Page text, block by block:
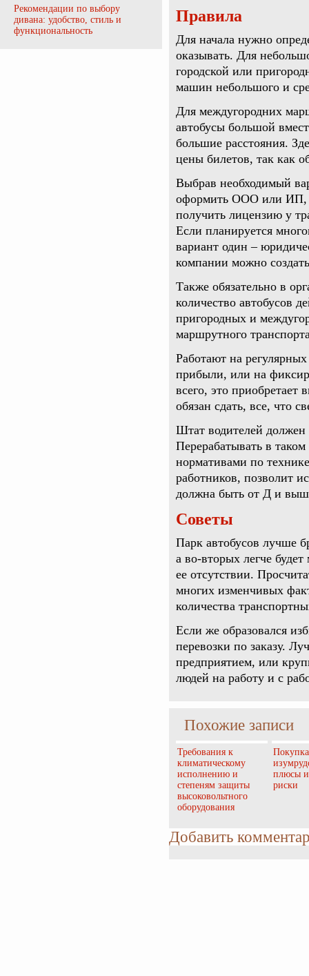
Рекомендации по выбору
дивана: удобство, стиль и
функциональность
Правила
Для начала нужно
оказывать. Для
городской или
машин небольшого и
Для междугородних
автобусы большой
большие расстояния.
цены билетов, так как
Выбрав необходимый
оформить ООО или ИП,
получить лицензию у
Если планируется
вариант один –
компании можно
Также обязательно в
количество автобусов
пригородных и
маршрутного
Работают на
прибыли, или на
всего, это приобретает
обязан сдать, все, что
Штат водителей должен
Перерабатывать в
нормативами по
работников, позволит
должна быть от Д и
Советы
Парк автобусов лучше
а во-вторых легче
ее отсутствии.
многих изменчивых
количества
Если же образовался
перевозки по заказу.
предприятием, или
людей на работу и с
Похожие записи
Требования к
климатическому
исполнению и
степеням защиты
высоковольтного
оборудования
плюсы
риски
Добавить